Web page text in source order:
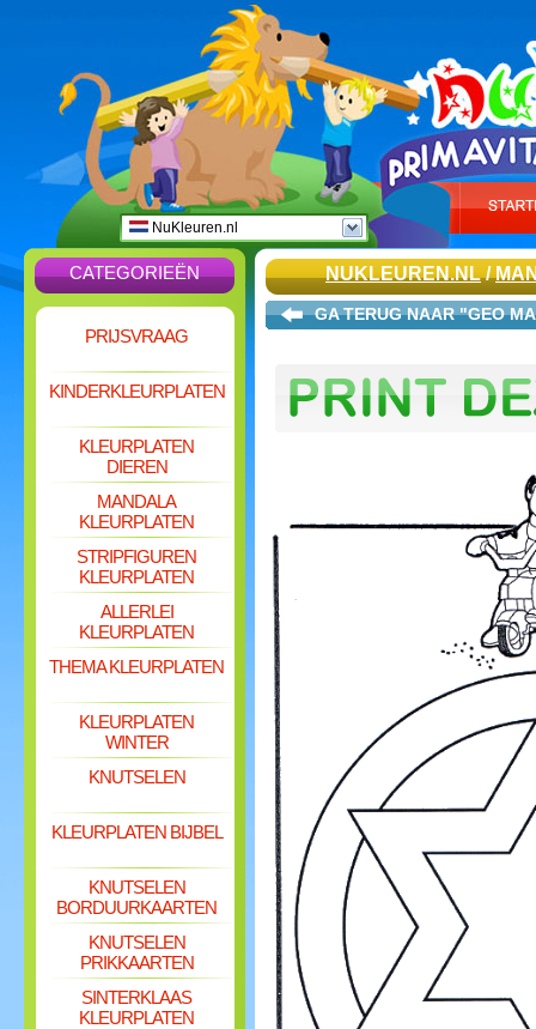
NuKleuren.nl
CATEGORIEËN
PRIJSVRAAG
KINDERKLEURPLATEN
KLEURPLATEN
DIEREN
MANDALA
KLEURPLATEN
STRIPFIGUREN
KLEURPLATEN
ALLERLEI
KLEURPLATEN
THEMA KLEURPLATEN
KLEURPLATEN
WINTER
KNUTSELEN
KLEURPLATEN BIJBEL
KNUTSELEN
BORDUURKAARTEN
KNUTSELEN
PRIKKAARTEN
SINTERKLAAS
KLEURPLATEN
NUKLEUREN.NL/
GA TERUG NAAR "GEO